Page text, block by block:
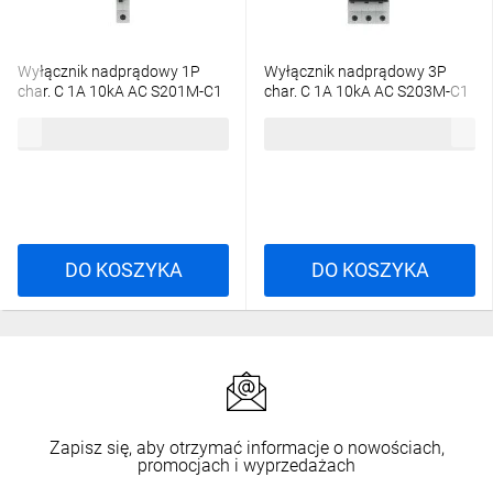
Wyłącznik nadprądowy 1P
char. C 1A 10kA AC S201M-C1
DO KOSZYKA
Wyłącznik nadprądowy 3P
char. C 1A 10kA AC S203M-C1
DO KOSZYKA
Zapisz się, aby otrzymać informacje o nowościach,
promocjach i wyprzedażach